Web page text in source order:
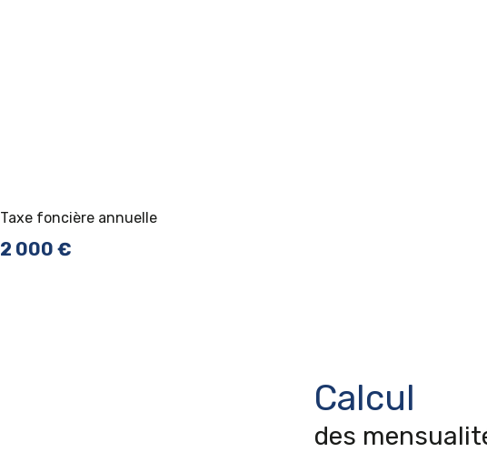
Taxe foncière annuelle
2 000 €
Calcul
des